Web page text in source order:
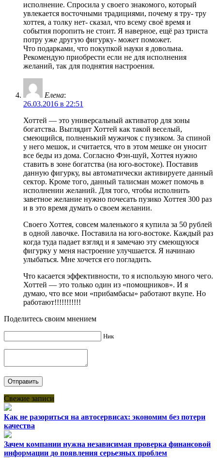
исполнение. Спросила у своего знакомого, который
увлекается восточными традициями, почему я тру- тру
хоттея, а толку нет- сказал, что всему своё время и
события поропить не стоит. Я наверное, ещё раз триста
потру уже другую фигурку- может поможет.
Что подарками, что покупкой науки я довольна.
Рекомендую приобрести если не для исполнения
желаний, так для поднятия настроения.
Елена:
26.03.2016 в 22:51
Хоттей — это универсальный активатор для зоны
богатства. Выглядит Хоттей как такой веселый,
смеющийся, полненький мужичок с пузиком. За спиной
у него мешок, и считается, что в этом мешке он уносит
все беды из дома. Согласно Фэн-шуй, Хоттея нужно
ставить в зоне богатства (на юго-востоке). Поставив
данную фигурку, вы автоматически активируете данный
сектор. Кроме того, данный талисман может помочь в
исполнении желаний. Для того, чтобы исполнить
заветное желание нужно почесать пузико Хоттея 300 раз
и в это время думать о своем желании.
Своего Хоттея, совсем маленького я купила за 50 рублей
в одной лавочке. Поставила на юго-востоке. Каждый раз
когда туда падает взгляд и я замечаю эту смеющуюся
фигурку у меня настроение улучшается. Я начинаю
улыбаться. Мне хочется его погладить.
Что касается эффективности, то я использую много чего.
Хоттей — это только один из «помощников». И я
думаю, что все мои «прибамбасы» работают вкупе. Но
работают!!!!!!!!!!!
Поделитесь своим мнением
Ник
Свежие записи
Как не разориться на автосервисах: экономим без потери
качества
Зачем компании нужна независимая проверка финансовой
информации до появления серьезных проблем